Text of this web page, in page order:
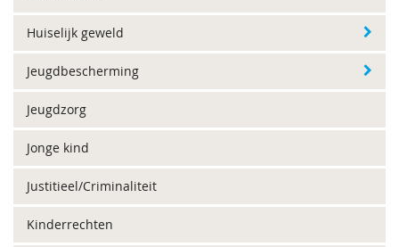
Huiselijk geweld
Jeugdbescherming
Jeugdzorg
Jonge kind
Justitieel/Criminaliteit
Kinderrechten